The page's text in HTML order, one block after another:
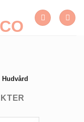
Hudvård